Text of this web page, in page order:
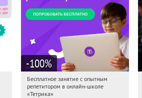
-100%
03:20:05 Получили:
Москва, Россия
Бесплатное занятие с опытным
репетитором в онлайн-школе
«Тетрика»